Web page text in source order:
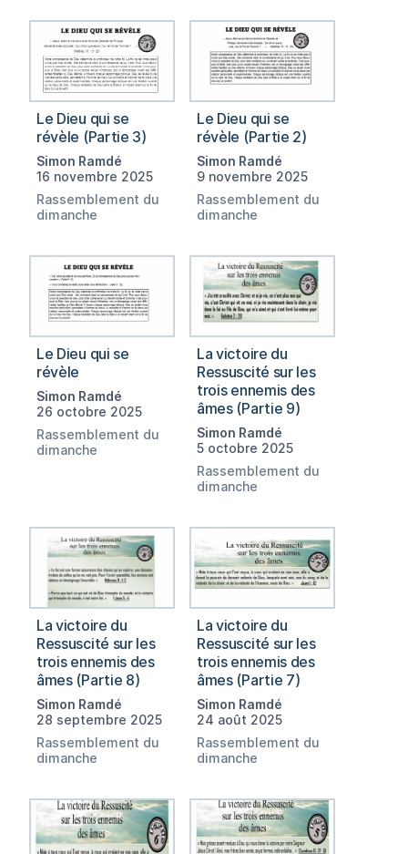
Le Dieu qui se
révèle (Partie 3)
Simon Ramdé
16 novembre 2025
Rassemblement du
dimanche
Le Dieu qui se
révèle (Partie 2)
Simon Ramdé
9 novembre 2025
Rassemblement du
dimanche
Le Dieu qui se
révèle
Simon Ramdé
26 octobre 2025
Rassemblement du
dimanche
La victoire du
Ressuscité sur les
trois ennemis des
âmes (Partie 9)
Simon Ramdé
5 octobre 2025
Rassemblement du
dimanche
La victoire du
Ressuscité sur les
trois ennemis des
âmes (Partie 8)
Simon Ramdé
28 septembre 2025
Rassemblement du
dimanche
La victoire du
Ressuscité sur les
trois ennemis des
âmes (Partie 7)
Simon Ramdé
24 août 2025
Rassemblement du
dimanche